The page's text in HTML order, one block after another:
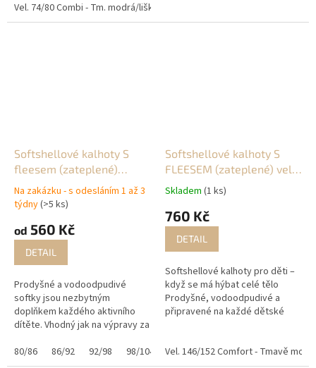
na venkovní dobrodružství, do
školy či školky. Ať už...
Vel. 74/80 Combi - Tm. modrá/lišky
navržené pro aktivní děti, které
Softshellové kalhoty S
fleesem (zateplené)
ZVÍŘÁTKA
Na zakázku - s odesláním 1 až 3
týdny(>5 ks)
od 560 Kč
DETAIL
Prodyšné a vodoodpudivé
softky jsou nezbytným
doplňkem každého aktivního
dítěte. Vhodný jak na výpravy za
školky. Skákat v kalužích, lézt
80/86 86/92 92/98 98/104 104/110 110/116 116/122
Softshellové kalhoty S
FLEESEM (zateplené) vel.
146/152
Skladem (1 ks)
760 Kč
DETAIL
Softshellové kalhoty pro děti –
když se má hýbat celé tělo
Prodyšné, vodoodpudivé a
připravené na každé dětské
navržené pro aktivní děti, které
Vel. 146/152 Comfort - Tmavě